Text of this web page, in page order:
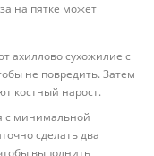
на пятке может
ахиллово сухожилие с
не повредить. Затем
костный нарост.
с минимальной
сделать два